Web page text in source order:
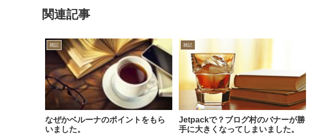
関連記事
雑記
なぜかベルーナのポイントをもら
いました。
雑記
Jetpackで？ブログ村のバナーが勝
手に大きくなってしまいました。